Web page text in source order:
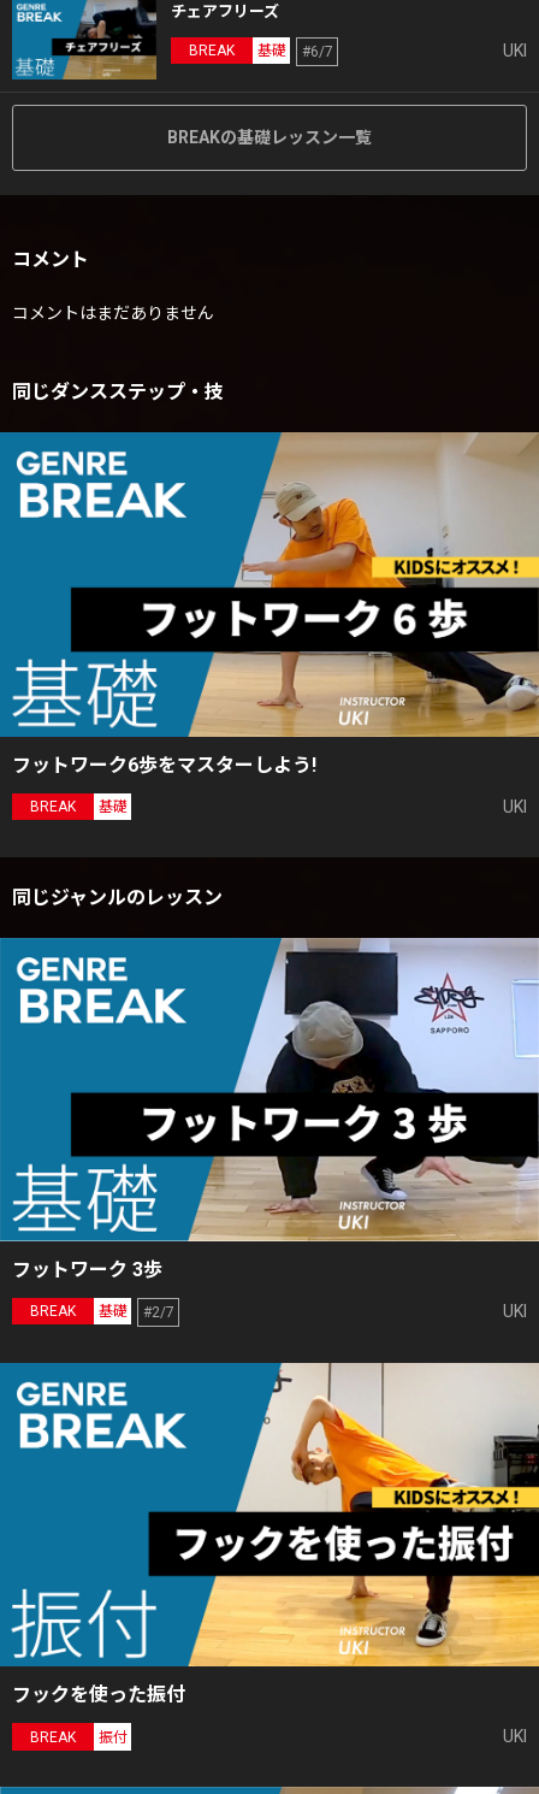
チェアフリーズ
BREAK 基礎 #6/7 UKI
BREAKの基礎レッスン一覧
コメント
コメントはまだありません
同じダンスステップ・技
フットワーク6歩をマスターしよう!
BREAK 基礎 UKI
同じジャンルのレッスン
フットワーク 3歩
BREAK 基礎 #2/7 UKI
フックを使った振付
BREAK 振付 UKI